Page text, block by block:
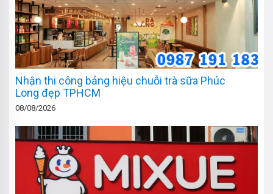
Nhận thi công bảng hiệu chuỗi trà sữa Phúc
Long đẹp TPHCM
08/08/2026